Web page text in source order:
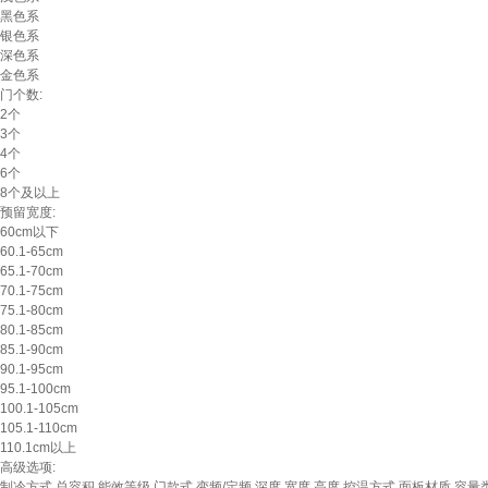
黑色系
银色系
深色系
金色系
门个数:
2个
3个
4个
6个
8个及以上
预留宽度:
60cm以下
60.1-65cm
65.1-70cm
70.1-75cm
75.1-80cm
80.1-85cm
85.1-90cm
90.1-95cm
95.1-100cm
100.1-105cm
105.1-110cm
110.1cm以上
高级选项: